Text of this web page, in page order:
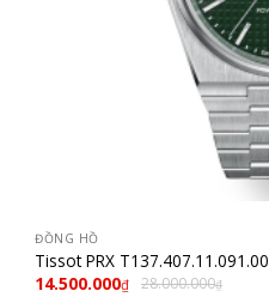
ĐỒNG HỒ
Tissot PRX T137.407.11.091.00
14.500.000₫ 28.000.000₫